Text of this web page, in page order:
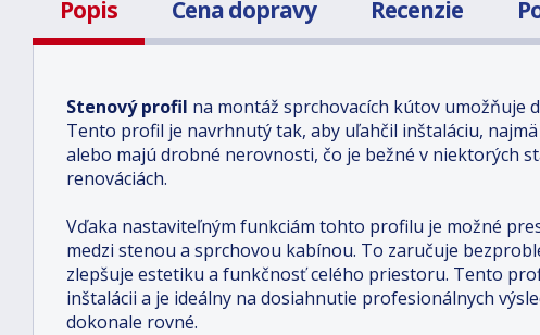
Popis Cena dopravy Recenzie
Stenový profil na montáž sprchovacích kútov umožňuje
Tento profil je navrhnutý tak, aby uľahčil inštaláciu,
alebo majú drobné nerovnosti, čo je bežné v niektorých
renováciách.
Vďaka nastaviteľným funkciám tohto profilu je možné
medzi stenou a sprchovou kabínou. To zaručuje
zlepšuje estetiku a funkčnosť celého priestoru. Tento
inštalácii a je ideálny na dosiahnutie profesionálnych
dokonale rovné.